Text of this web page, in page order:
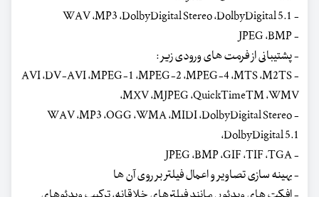
- WAV ،MP3 ،DolbyDigital Stereo ،DolbyDigital 5.1
- JPEG ،BMP
- پشتیبانی از فرمت های ورودی زیر :
- AVI ،DV-AVI ،MPEG-1 ،MPEG-2 ،MPEG-4 ،MTS ،M2TS
،MXV ،MJPEG ،QuickTimeTM ،WMV
- WAV ،MP3 ،OGG ،WMA ،MIDI ،DolbyDigital Stereo
،DolbyDigital 5.1
- JPEG ،BMP ،GIF ،TIF ،TGA
- بهینه سازی تصاویر و اعمال فیلتر بر روی آن ها